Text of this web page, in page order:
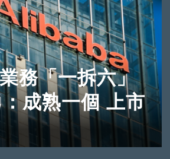
務「一拆六」
成熟一個 上市